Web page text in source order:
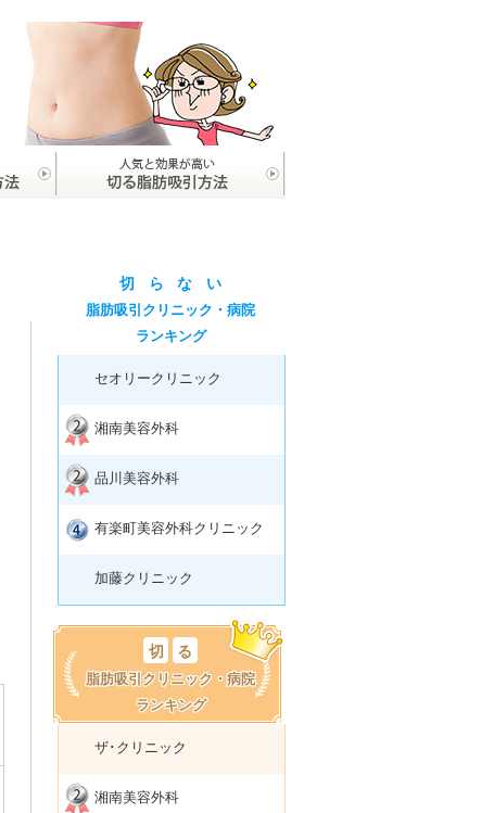
切 ら な い
脂肪吸引クリニック・病院
ランキング
セオリークリニック
湘南美容外科
品川美容外科
有楽町美容外科クリニック
加藤クリニック
切 る
脂肪吸引クリニック・病院
ランキング
ザ･クリニック
湘南美容外科